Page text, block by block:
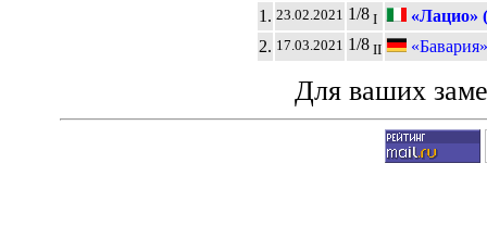
1. 23.02.2021 1/8 I
«Лацио»
2. 17.03.2021 1/8 II
Для ваших